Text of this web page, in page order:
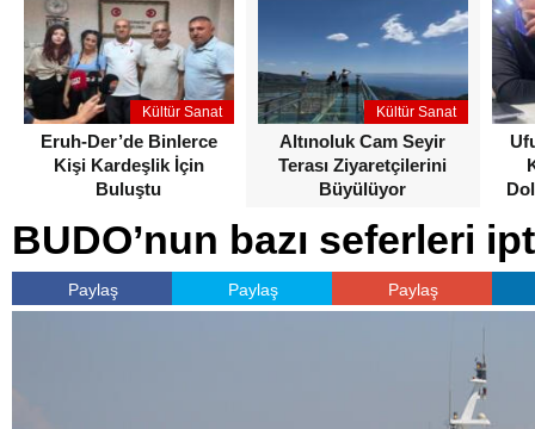
Kültür Sanat
Eruh-Der’de Binlerce
Kişi Kardeşlik İçin
Buluştu
Kültür Sanat
Altınoluk Cam Seyir
Terası Ziyaretçilerini
Büyülüyor
BUDO’nun bazı seferleri
Paylaş Paylaş Paylaş